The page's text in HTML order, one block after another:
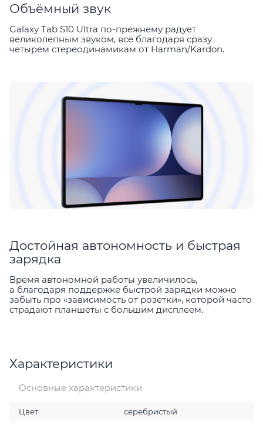
Объёмный звук
Galaxy Tab S10 Ultra по-прежнему радует
великолепным звуком, всё благодаря сразу
четырём стереодинамикам от Harman/Kardon.
Достойная автономность и быстрая
зарядка
Время автономной работы увеличилось,
а благодаря поддержке быстрой зарядки можно
забыть про «зависимость от розетки», которой часто
страдают планшеты с большим дисплеем.
Характеристики
Основные характеристики
Цвет серебристый